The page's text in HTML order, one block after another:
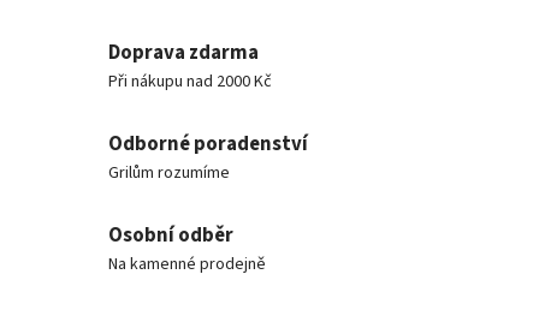
Doprava zdarma
Při nákupu nad 2000 Kč
Odborné poradenství
Grilům rozumíme
Osobní odběr
Na kamenné prodejně